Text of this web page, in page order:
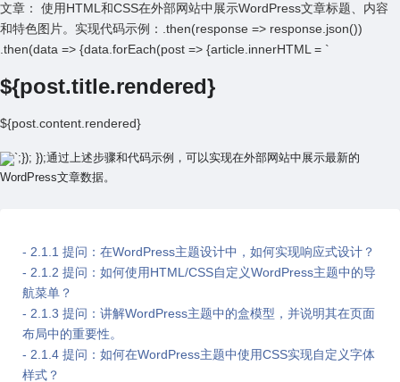
⽂章： 使⽤HTML和CSS在外部⽹站中展⽰WordPress⽂章标题、内容
和特⾊图⽚。实现代码⽰例：.then(response => response.json())
.then(data => {data.forEach(post => {article.innerHTML = `
${post.title.rendered}
${post.content.rendered}
`;}); });通过上述步骤和代码⽰例，可以实现在外部⽹站中展⽰最新的
WordPress⽂章数据。
- 2.1.1 提问：在WordPress主题设计中，如何实现响应式设计？
- 2.1.2 提问：如何使⽤HTML/CSS⾃定义WordPress主题中的导
航菜单？
- 2.1.3 提问：讲解WordPress主题中的盒模型，并说明其在页⾯
布局中的重要性。
- 2.1.4 提问：如何在WordPress主题中使⽤CSS实现⾃定义字体
样式？